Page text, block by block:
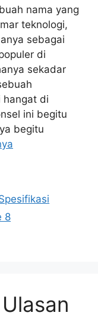
nama yang
teknologi,
sebagai
di
sekadar
hangat di
ini begitu
begitu
8